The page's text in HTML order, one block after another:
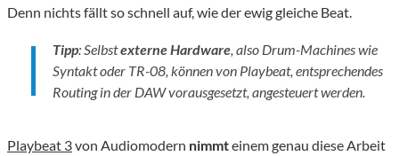
Denn nichts fällt so schnell auf, wie der ewig gleiche Beat.
Tipp: Selbstexterne Hardware , also Drum-Machines wie
Syntakt oder TR-08, können von Playbeat, entsprechendes
Routing in der DAW vorausgesetzt, angesteuert werden.
Playbeat 3von Audiomodern nimmteinem genau diese Arbeit